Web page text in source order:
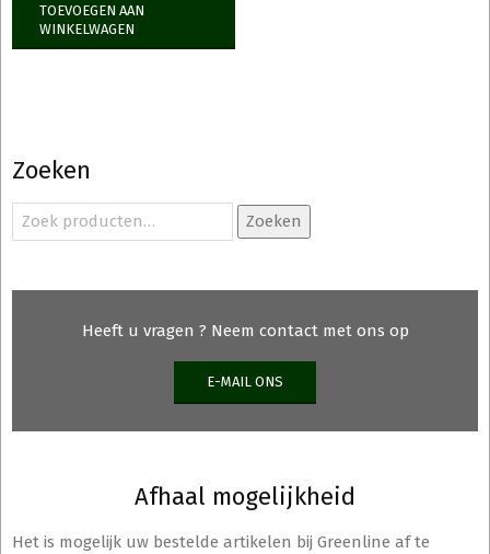
TOEVOEGEN AAN
WINKELWAGEN
Zoeken
Zoeken
naar:
Zoeken
Heeft u vragen ? Neem contact met ons op
E-MAIL ONS
Afhaal mogelijkheid
Het is mogelijk uw bestelde artikelen bij Greenline af te